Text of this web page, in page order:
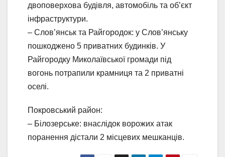
двоповерхова будівля, автомобіль та об’єкт
інфраструктури.
– Слов’янськ та Райгородок: у Слов’янську
пошкоджено 5 приватних будинків. У
Райгородку Миколаївської громади під
вогонь потрапили крамниця та 2 приватні
оселі.
Покровський район:
– Білозерське: внаслідок ворожих атак
поранення дістали 2 місцевих мешканців.